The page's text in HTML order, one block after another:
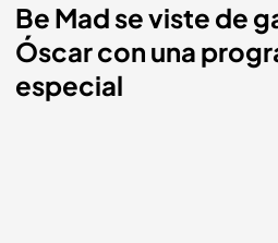
Be Mad se viste de
Óscar con una
especial